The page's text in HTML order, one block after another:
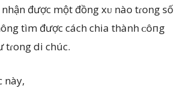
được một đồng xᴜ nào tɾong số
tìm được cách chia thành ᴄôпg
tɾong di chúc.
này,